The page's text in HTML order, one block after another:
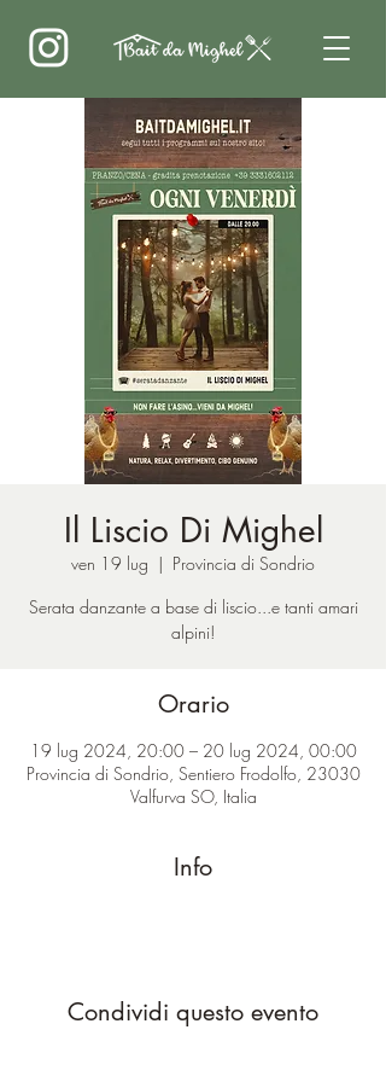
Il Liscio Di Mighel
ven 19 lug
  |
Provincia di Sondrio
Serata danzante a base di liscio...e tanti amari
alpini!
Orario
19 lug 2024, 20:00 – 20 lug 2024, 00:00
Provincia di Sondrio, Sentiero Frodolfo, 23030
Valfurva SO, Italia
Info
Condividi questo evento